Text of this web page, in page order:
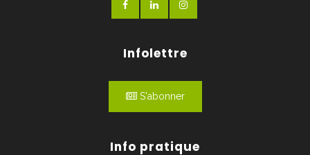
Infolettre
S'abonner
Info pratique